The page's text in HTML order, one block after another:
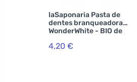
laSaponaria Pasta de
dentes branqueadora
WonderWhite - BIO de
menta e carvão activado
(75 ml)
4,20 €